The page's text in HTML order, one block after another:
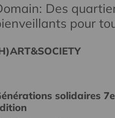
Des
pour
solidaires 7e